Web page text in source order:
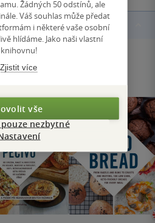
Žádných 50 odstínů, ale
Váš souhlas může předat
i některé vaše osobní
hlídáme. Jako naši vlastní
knihovnu!
Zjistit více
vše
nezbytné